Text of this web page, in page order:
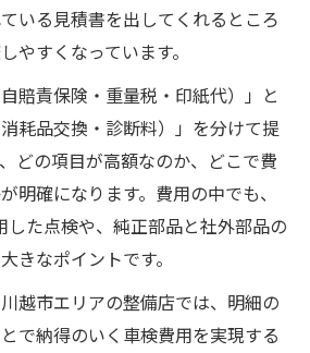
いる見積書を出してくれるところ
やすくなっています。
賠責保険・重量税・印紙代）」と
耗品交換・診断料）」を分けて提
どの項目が高額なのか、どこで費
明確になります。費用の中でも、
した点検や、純正部品と社外部品の
きなポイントです。
越市エリアの整備店では、明細の
で納得のいく車検費用を実現する